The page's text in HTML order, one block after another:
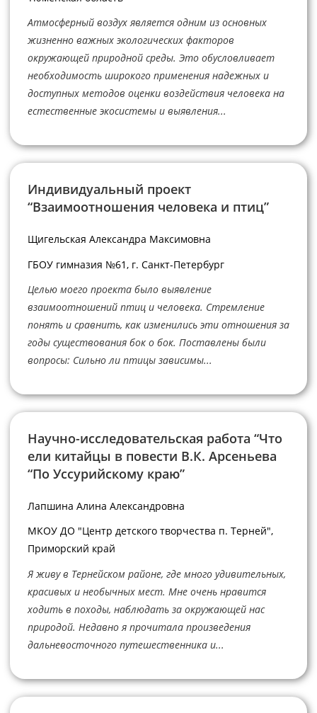
Атмосферный воздух является одним из основных
жизненно важных экологических факторов
окружающей природной среды. Это обусловливает
необходимость широкого применения надежных и
доступных методов оценки воздействия человека на
естественные экосистемы и выявления...
Индивидуальный проект
“Взаимоотношения человека и птиц”
Щигельская Александра Максимовна
ГБОУ гимназия №61, г. Санкт-Петербург
Целью моего проекта было выявление
взаимоотношений птиц и человека. Стремление
понять и сравнить, как изменились эти отношения за
годы существования бок о бок. Поставлены были
вопросы: Сильно ли птицы зависимы...
Научно-исследовательская работа “Что
ели китайцы в повести В.К. Арсеньева
“По Уссурийскому краю”
Лапшина Алина Александровна
МКОУ ДО "Центр детского творчества п. Терней",
Приморский край
Я живу в Тернейском районе, где много удивительных,
красивых и необычных мест. Мне очень нравится
ходить в походы, наблюдать за окружающей нас
природой. Недавно я прочитала произведения
дальневосточного путешественника и...